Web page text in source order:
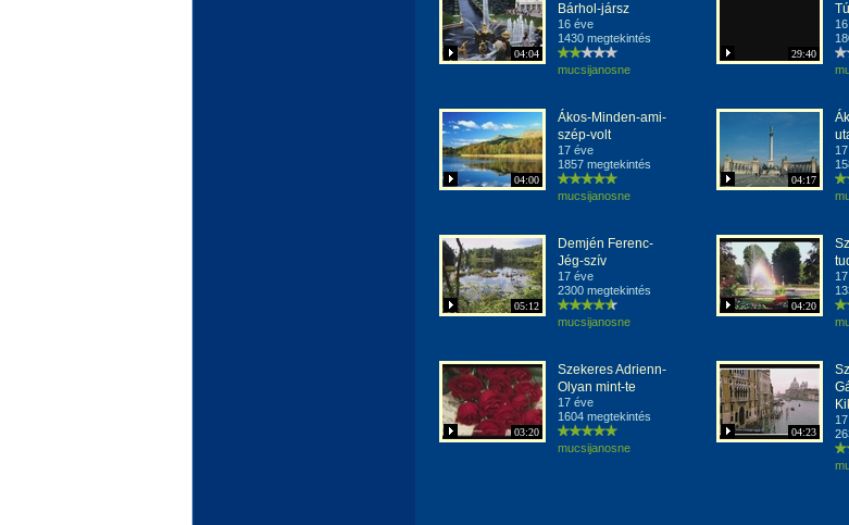
04:04
Bárhol-jársz
16 éve
1430 megtekintés
mucsijanosne
29:40
04:00
Ákos-Minden-ami-
szép-volt
17 éve
1857 megtekintés
mucsijanosne
04:17
05:12
Demjén Ferenc-
Jég-szív
17 éve
2300 megtekintés
mucsijanosne
04:20
03:20
Szekeres Adrienn-
Olyan mint-te
17 éve
1604 megtekintés
mucsijanosne
04:23